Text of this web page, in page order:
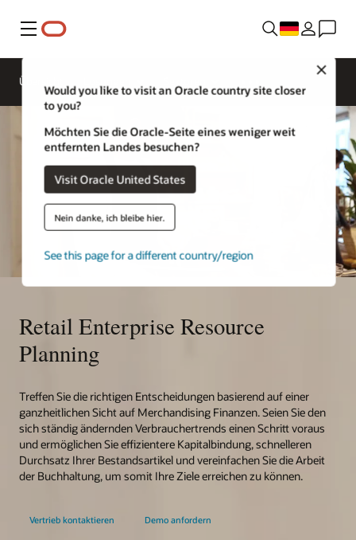
Menü
Would you like to visit an Oracle country site closer
to you?
Möchten Sie die Oracle-Seite eines weniger weit
entfernten Landes besuchen?
Visit Oracle United States
Nein danke, ich bleibe hier.
See this page for a different country/region
Übersicht
Retail Enterprise Resource
Planning
Treffen Sie die richtigen Entscheidungen basierend auf einer
ganzheitlichen Sicht auf Merchandising Finanzen. Seien Sie den
sich ständig ändernden Verbrauchertrends einen Schritt voraus
und ermöglichen Sie effizientere Kapitalbindung, schnelleren
Durchsatz Ihrer Bestandsartikel und vereinfachen Sie die Arbeit
der Buchhaltung, um somit Ihre Ziele erreichen zu können.
Vertrieb kontaktieren Demo anfordern